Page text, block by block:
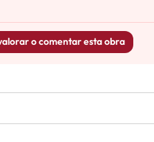
o comentar esta obra